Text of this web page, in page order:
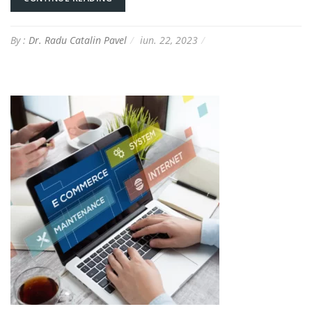
By : Dr. Radu Catalin Pavel iun. 22, 2023